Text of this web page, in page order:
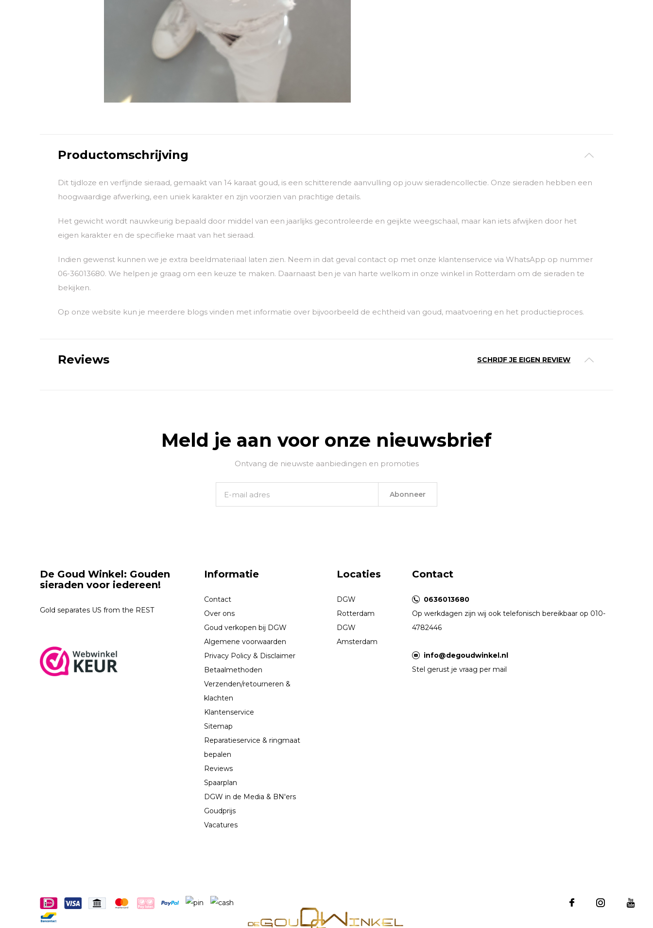
Productomschrijving
Dit tijdloze en verfijnde sieraad, gemaakt van 14 karaat goud, is een schitterende aanvulling op jouw sieradencollectie. Onze sieraden hebben een
hoogwaardige afwerking, een uniek karakter en zijn voorzien van prachtige details.
Het gewicht wordt nauwkeurig bepaald door middel van een jaarlijks gecontroleerde en geijkte weegschaal, maar kan iets afwijken door het
eigen karakter en de specifieke maat van het sieraad.
Indien gewenst kunnen we je extra beeldmateriaal laten zien. Neem in dat geval contact op met onze klantenservice via WhatsApp op nummer
06-36013680. We helpen je graag om een keuze te maken. Daarnaast ben je van harte welkom in onze winkel in Rotterdam om de sieraden te
bekijken.
Op onze website kun je meerdere blogs vinden met informatie over bijvoorbeeld de echtheid van goud, maatvoering en het productieproces.
Reviews SCHRIJF JE EIGEN REVIEW
Meld je aan voor onze nieuwsbrief
Ontvang de nieuwste aanbiedingen en promoties
Abonneer
De Goud Winkel: Gouden
sieraden voor iedereen!
Gold separates US from the REST
Informatie
Contact
Over ons
Goud verkopen bij DGW
Algemene voorwaarden
Privacy Policy & Disclaimer
Betaalmethoden
Verzenden/retourneren &
klachten
Klantenservice
Sitemap
Reparatieservice & ringmaat
bepalen
Reviews
Spaarplan
DGW in de Media & BN'ers
Goudprijs
Vacatures
Locaties
DGW
Rotterdam
DGW
Amsterdam
Contact
0636013680
Op werkdagen zijn wij ook telefonisch bereikbaar op 010-
4782446
info@degoudwinkel.nl
Stel gerust je vraag per mail